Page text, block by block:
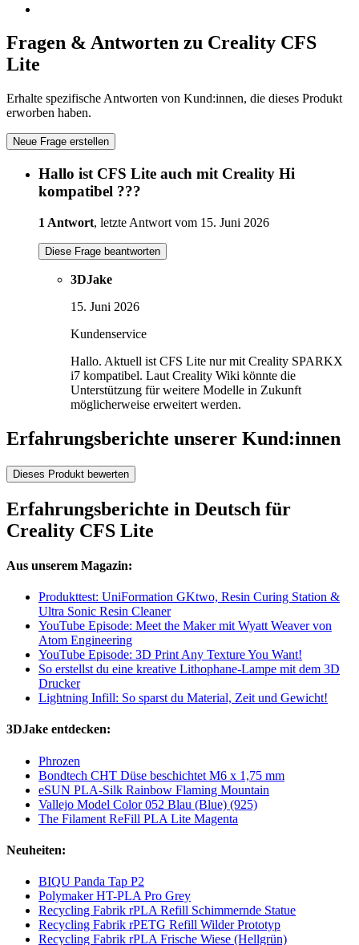
Fragen & Antworten zu Creality CFS
Lite
Erhalte spezifische Antworten von Kund:innen, die dieses Produkt
erworben haben.
Neue Frage erstellen
Hallo ist CFS Lite auch mit Creality Hi
kompatibel ???
1 Antwort, letzte Antwort vom 15. Juni 2026
Diese Frage beantworten
3DJake
15. Juni 2026
Kundenservice
Hallo. Aktuell ist CFS Lite nur mit Creality SPARKX
i7 kompatibel. Laut Creality Wiki könnte die
Unterstützung für weitere Modelle in Zukunft
möglicherweise erweitert werden.
Erfahrungsberichte unserer Kund:innen
Dieses Produkt bewerten
Erfahrungsberichte in Deutsch für
Creality CFS Lite
Aus unserem Magazin:
Produkttest: UniFormation GKtwo, Resin Curing Station &
Ultra Sonic Resin Cleaner
YouTube Episode: Meet the Maker mit Wyatt Weaver von
Atom Engineering
YouTube Episode: 3D Print Any Texture You Want!
So erstellst du eine kreative Lithophane-Lampe mit dem 3D
Drucker
Lightning Infill: So sparst du Material, Zeit und Gewicht!
3DJake entdecken:
Phrozen
Bondtech CHT Düse beschichtet M6 x 1,75 mm
eSUN PLA-Silk Rainbow Flaming Mountain
Vallejo Model Color 052 Blau (Blue) (925)
The Filament ReFill PLA Lite Magenta
Neuheiten:
BIQU Panda Tap P2
Polymaker HT-PLA Pro Grey
Recycling Fabrik rPLA Refill Schimmernde Statue
Recycling Fabrik rPETG Refill Wilder Prototyp
Recycling Fabrik rPLA Frische Wiese (Hellgrün)